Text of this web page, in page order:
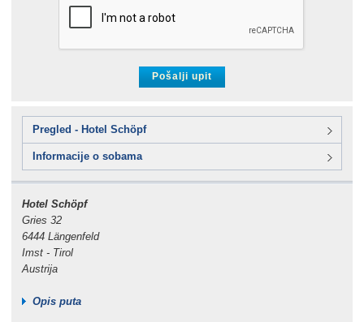
Pregled - Hotel Schöpf
Informacije o sobama
Hotel Schöpf
Gries 32
6444 Längenfeld
Imst - Tirol
Austrija
Opis puta